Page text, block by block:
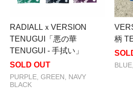
RADIALLｘVERSION
TENUGUI「悪の華
TENUGUI - 手拭い」
SOLD OUT
PURPLE, GREEN, NAVY
BLACK
柄